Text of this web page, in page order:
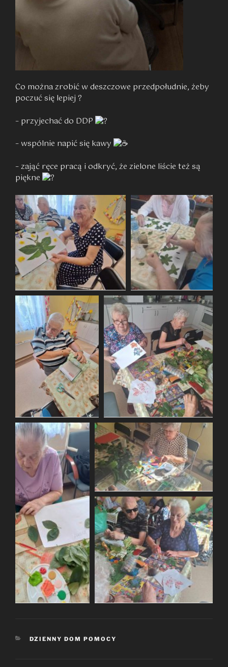
Co można zrobić w deszczowe przedpołudnie, żeby
poczuć się lepiej ?
– przyjechać do DDP
– wspólnie napić się kawy
– zająć ręce pracą i odkryć, że zielone liście też są
piękne
KATEGORIE
DZIENNY DOM POMOCY